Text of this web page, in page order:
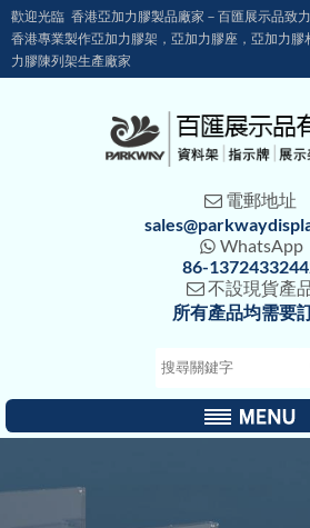
歡迎光臨 香港亞加力膠製品廠家－百匯展示品致
香港專業製作亞加力膠架，亞加力膠座，亞加力
力膠陳列架生產廠家
 電郵地址
 WhatsApp
86-
不設現貨產
所有產品均需要